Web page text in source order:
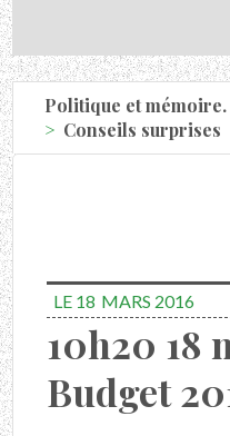
Politique et mémoire.
Conseils surprises
LE 18 MARS 2016
10h20 18
Budget